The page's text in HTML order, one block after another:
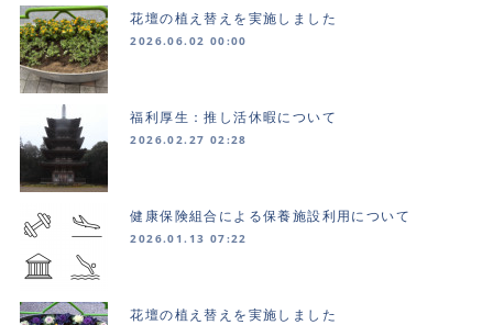
花壇の植え替えを実施しました
2026.06.02 00:00
福利厚生：推し活休暇について
2026.02.27 02:28
健康保険組合による保養施設利用について
2026.01.13 07:22
花壇の植え替えを実施しました